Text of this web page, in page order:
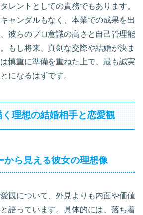
レントとしての責務でもあります。
ャンダルもなく、本業での成果を出
彼らのプロ意識の高さと自己管理能
もし将来、真剣な交際や結婚が決ま
慎重に準備を重ねた上で、最も誠実
になるはずです。
理想の結婚相手と恋愛観
から見える彼女の理想像
観について、外見よりも内面や価値
語っています。具体的には、落ち着